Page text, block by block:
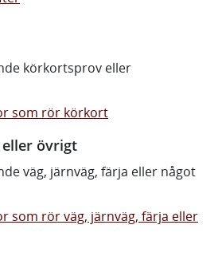
körkortsprov eller
som rör körkort
eller övrigt
väg, järnväg, färja eller något
som rör väg, järnväg, färja eller